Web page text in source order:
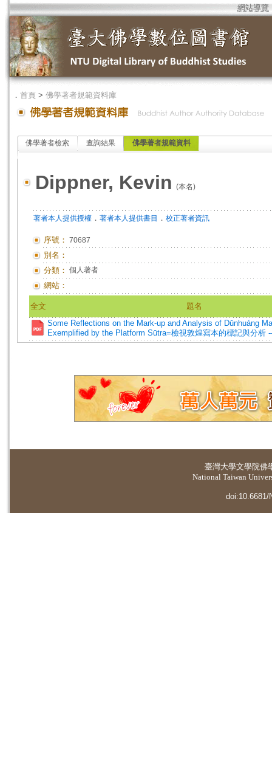
網站導覽
． 首頁 > 佛學著者規範資料庫
佛學著者檢索 查詢結果 佛學著者規範資料
Dippner, Kevin (本名)
著者本人提供授權 ． 著者本人提供書目 ． 校正著者資訊
序號： 70687
別名：
分類： 個人著者
網站：
全文
題名
Some Reflections on the Mark-up and Analysis of Dūnhuáng
Exemplified by the Platform Sūtra=檢視敦煌寫本的標記與分析
臺灣大學文學院佛
National Taiwan
doi:10.6681/